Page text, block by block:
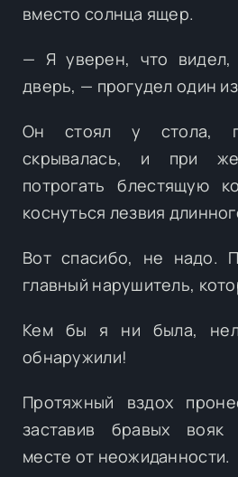
вместо солнца ящер.
— Я уверен, что видел,
дверь, — прогудел один
Он стоял у стола,
скрывалась, и при
потрогать блестящую
коснуться лезвия
Вот спасибо, не надо.
главный нарушитель,
Кем бы я ни была,
обнаружили!
Протяжный вздох
заставив бравых вояк
месте от неожиданности.